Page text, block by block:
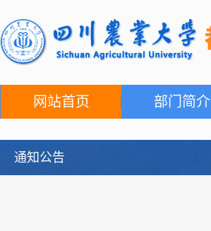
网站首页 部门简介
通知公告